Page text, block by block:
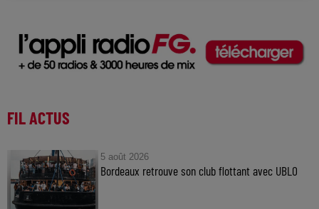
FIL ACTUS
5 août 2026
Bordeaux retrouve son club flottant avec UBLO